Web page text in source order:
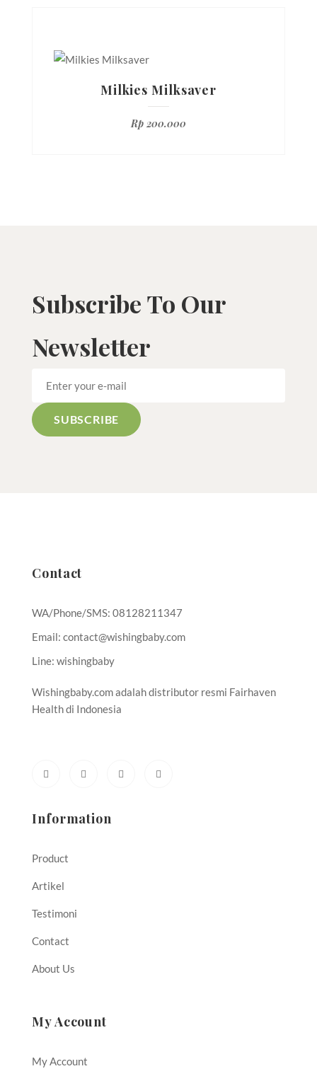
Milkies Milksaver
Rp 200.000
Subscribe To Our
Newsletter
Contact
WA/Phone/SMS: 08128211347
Email: contact@wishingbaby.com
Line: wishingbaby
Wishingbaby.com adalah distributor resmi Fairhaven
Health di Indonesia
Information
Product
Artikel
Testimoni
Contact
About Us
My Account
My Account